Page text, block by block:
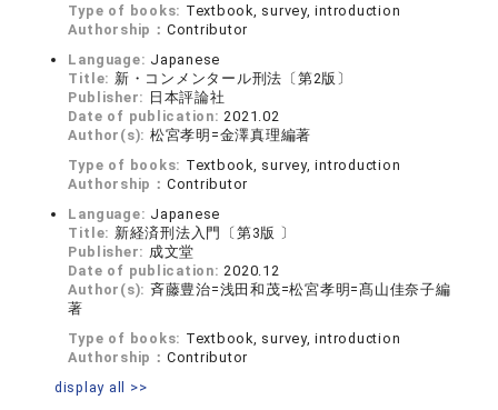
Type of books: Textbook, survey, introduction
Authorship： Contributor
Language: Japanese
Title: 新・コンメンタール刑法〔第2版〕
Publisher: 日本評論社
Date of publication:2021.02
Author(s): 松宮孝明=金澤真理編著
Type of books: Textbook, survey, introduction
Authorship： Contributor
Language: Japanese
Title: 新経済刑法入門〔第3版 〕
Publisher: 成文堂
Date of publication:2020.12
Author(s): 斉藤豊治=浅田和茂=松宮孝明=髙山佳奈子編
著
Type of books: Textbook, survey, introduction
Authorship： Contributor
display all >>